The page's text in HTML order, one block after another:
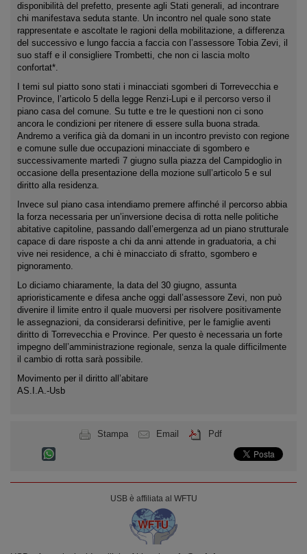
disponibilità del prefetto, presente agli Stati generali, ad incontrare
chi manifestava seduta stante. Un incontro nel quale sono state
rappresentate e ascoltate le ragioni della mobilitazione, a differenza
del successivo e lungo faccia a faccia con l’assessore Tobia Zevi, il
suo staff e il consigliere Trombetti, che non ci lascia molto
confortat*.
I temi sul piatto sono stati i minacciati sgomberi di Torrevecchia e
Province, l’articolo 5 della legge Renzi-Lupi e il percorso verso il
piano casa del comune. Su tutte e tre le questioni non ci sono
ancora le condizioni per ritenere di essere sulla buona strada.
Andremo a verifica già da domani in un incontro previsto con regione
e comune sulle due occupazioni minacciate di sgombero e
successivamente martedì 7 giugno sulla piazza del Campidoglio in
occasione della presentazione della mozione sull’articolo 5 e sul
diritto alla residenza.
Invece sul piano casa intendiamo premere affinché il percorso abbia
la forza necessaria per un’inversione decisa di rotta nelle politiche
abitative capitoline, passando dall’emergenza ad un piano strutturale
capace di dare risposte a chi da anni attende in graduatoria, a chi
vive nei residence, a chi è minacciato di sfratto, sgombero e
pignoramento.
Lo diciamo chiaramente, la data del 30 giugno, assunta
aprioristicamente e difesa anche oggi dall’assessore Zevi, non può
divenire il limite entro il quale muoversi per risolvere positivamente
le assegnazioni, da considerarsi definitive, per le famiglie aventi
diritto di Torrevecchia e Province. Per questo è necessaria un forte
impegno dell’amministrazione regionale, senza la quale difficilmente
il cambio di rotta sarà possibile.
Movimento per il diritto all’abitare
AS.I.A.-Usb
Stampa Email Pdf
USB è affiliata al WFTU